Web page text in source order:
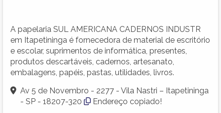
A papelaria SUL AMERICANA CADERNOS INDUSTR
em Itapetininga é fornecedora de material de escritório
e escolar, suprimentos de informática, presentes,
produtos descartáveis, cadernos, artesanato,
embalagens, papéis, pastas, utilidades, livros.
Av 5 de Novembro - 2277 - Vila Nastri – Itapetininga
- SP - 18207-320
Endereço copiado!